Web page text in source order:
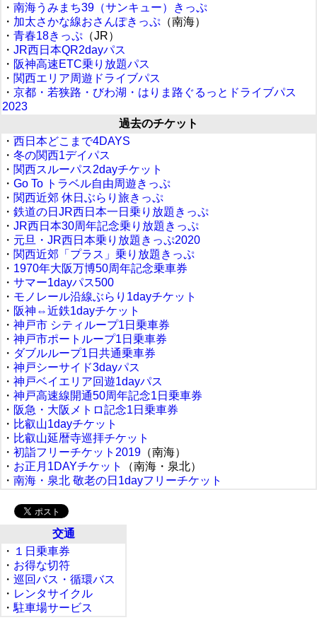
・ 南海うみまち39（サンキュー）きっぷ
・ 加太さかな線おさんぽきっぷ （南海）
・ 青春18きっぷ （JR）
・ JR西日本QR2dayパス
・ 阪神高速ETC乗り放題パス
・ 関西エリア周遊ドライブパス
・ 京都・若狭路・びわ湖・はりま路ぐるっとドライブパス
2023
過去のチケット
・ 西日本どこまで4DAYS
・ 冬の関西1デイパス
・ 関西スルーパス2dayチケット
・ Go To トラベル自由周遊きっぷ
・ 関西近郊 休日ぶらり旅きっぷ
・ 鉄道の日JR西日本一日乗り放題きっぷ
・ JR西日本30周年記念乗り放題きっぷ
・ 元旦・JR西日本乗り放題きっぷ2020
・ 関西近郊「プラス」乗り放題きっぷ
・ 1970年大阪万博50周年記念乗車券
・ サマー1dayパス500
・ モノレール沿線ぶらり1dayチケット
・ 阪神⇔近鉄1dayチケット
・ 神戸市 シティループ1日乗車券
・ 神戸市ポートループ1日乗車券
・ ダブルループ1日共通乗車券
・ 神戸シーサイド3dayパス
・ 神戸ベイエリア回遊1dayパス
・ 神戸高速線開通50周年記念1日乗車券
・ 阪急・大阪メトロ記念1日乗車券
・ 比叡山1dayチケット
・ 比叡山延暦寺巡拝チケット
・ 初詣フリーチケット2019 （南海）
・ お正月1DAYチケット
（南海・泉北）
・ 南海・泉北 敬老の日1dayフリーチケット
交通
・ １日乗車券
・ お得な切符
・ 巡回バス・循環バス
・ レンタサイクル
・ 駐車場サービス